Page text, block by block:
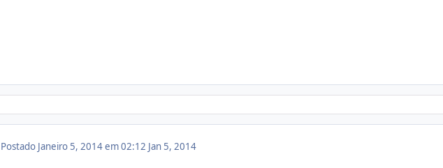
Postado Janeiro 5, 2014 em 02:12 Jan 5, 2014